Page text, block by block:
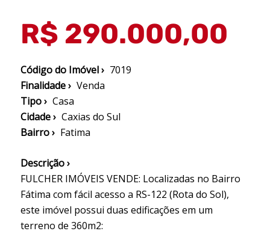
R$ 290.000,00
Código do Imóvel › 7019
Finalidade › Venda
Tipo › Casa
Cidade › Caxias do Sul
Bairro › Fatima
Descrição ›
FULCHER IMÓVEIS VENDE: Localizadas no Bairro
Fátima com fácil acesso a RS-122 (Rota do Sol),
este imóvel possui duas edificações em um
terreno de 360m2: